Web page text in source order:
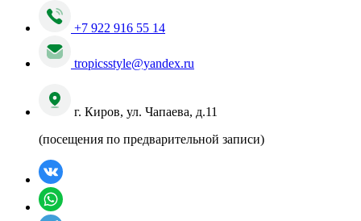
+7 922 916 55 14
tropicsstyle@yandex.ru
г. Киров, ул. Чапаева, д.11
(посещения по предварительной записи)